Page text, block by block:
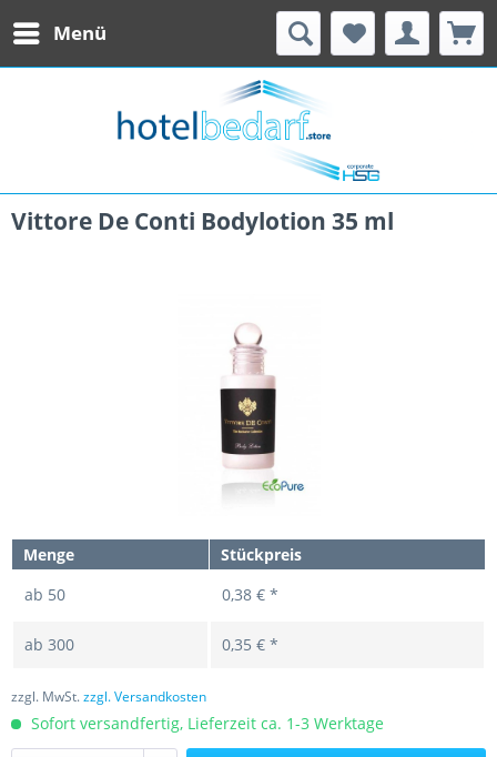
Menü
Vittore De Conti Bodylotion 35 ml
Menge
Stückpreis
ab 50 0,38 € *
ab 300 0,35 € *
zzgl. MwSt.zzgl. Versandkosten
Sofort versandfertig, Lieferzeit ca. 1-3 Werktage